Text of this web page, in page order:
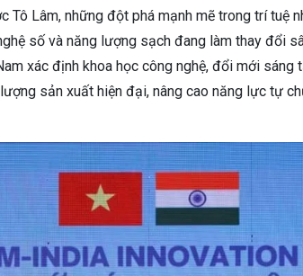
Tô Lâm, những đột phá mạnh mẽ trong trí tuệ
số và năng lượng sạch đang làm thay đổi
xác định khoa học công nghệ, đổi mới
sản xuất hiện đại, nâng cao năng lực tự